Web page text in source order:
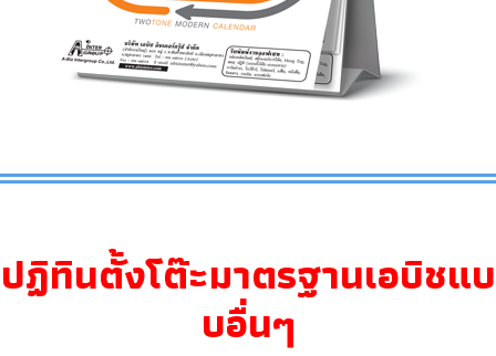
ปฏิทินตั้งโต๊ะมาตรฐานเอบิชแบ
บอื่นๆ